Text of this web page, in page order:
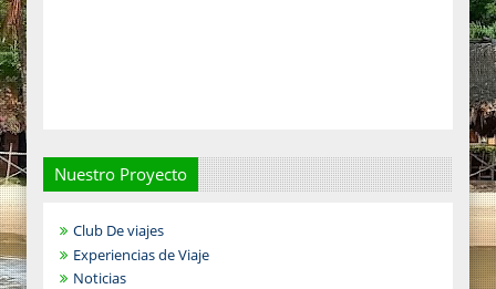
Nuestro Proyecto
Club De viajes
Experiencias de Viaje
Noticias